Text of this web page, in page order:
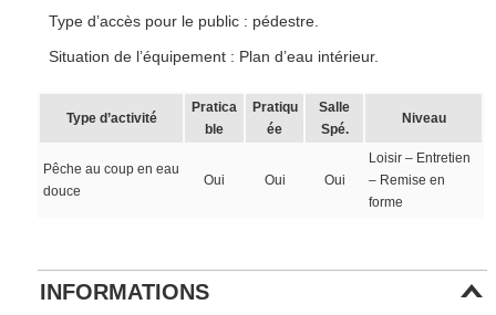
Type d’accès pour le public : pédestre.
Situation de l’équipement : Plan d’eau intérieur.
Type d’activité
Pratica
ble
Pratiqu
ée
Salle
Spé.
Niveau
Pêche au coup en eau
douce
Oui Oui Oui
Loisir – Entretien
– Remise en
forme
INFORMATIONS